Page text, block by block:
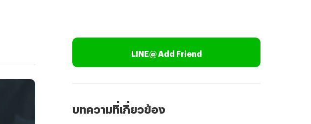
LINE@ Add Friend
บทความที่เกี่ยวข้อง